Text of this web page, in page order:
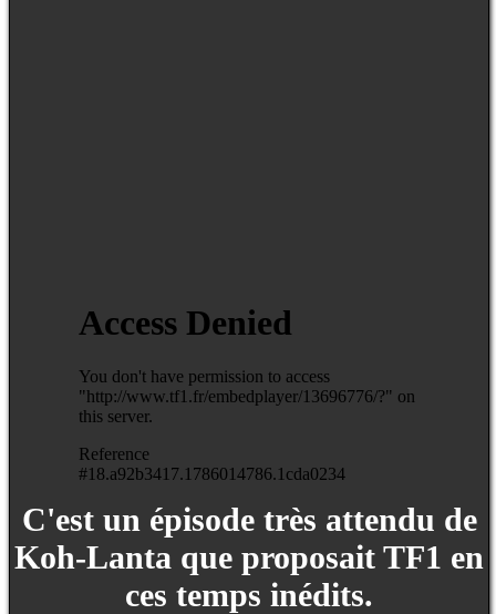
C'est un épisode très attendu de
Koh-Lanta que proposait TF1 en
ces temps inédits.